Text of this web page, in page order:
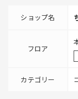
ショップ名
フロア
カテゴリー